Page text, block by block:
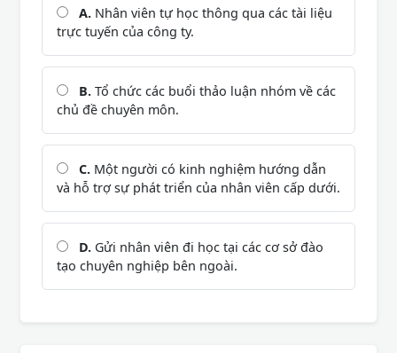
A. Nhân viên tự học thông qua các tài liệu
trực tuyến của công ty.
B. Tổ chức các buổi thảo luận nhóm về các
chủ đề chuyên môn.
C. Một người có kinh nghiệm hướng dẫn
và hỗ trợ sự phát triển của nhân viên cấp dưới.
D. Gửi nhân viên đi học tại các cơ sở đào
tạo chuyên nghiệp bên ngoài.